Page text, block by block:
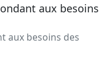
aux besoins des